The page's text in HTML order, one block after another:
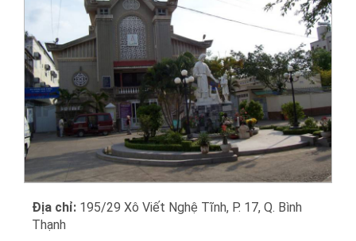
Địa chỉ: 195/29 Xô Viết Nghệ Tĩnh, P. 17, Q. Bình
Thạnh